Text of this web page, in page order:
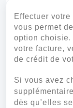
Effectuer
vous permet
option choisie.
votre facture,
de crédit de
Si vous avez
dès qu’elles